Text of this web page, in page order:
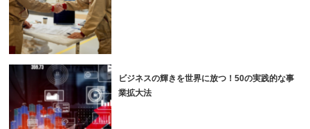
ビジネスの輝きを世界に放つ！50の実践的な事
業拡大法